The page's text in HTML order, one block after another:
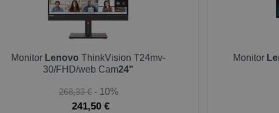
Monitor Lenovo ThinkVision T24mv-
30/FHD/web Cam24"
268,33 € - 10%
241,50 €
Monitor